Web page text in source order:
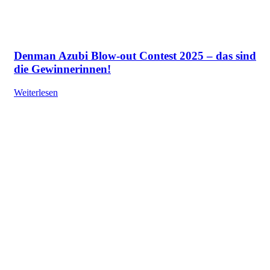
Denman Azubi Blow-out Contest 2025 – das sind
die Gewinnerinnen!
Weiterlesen